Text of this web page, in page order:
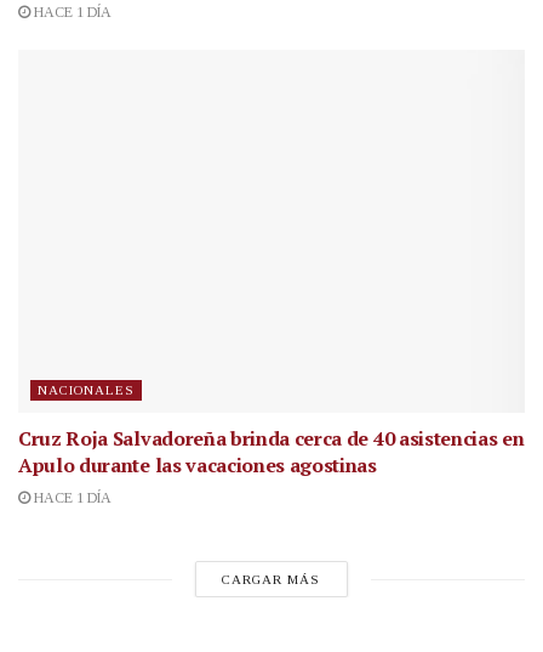
HACE 1 DÍA
NACIONALES
Cruz Roja Salvadoreña brinda cerca de 40 asistencias en
Apulo durante las vacaciones agostinas
HACE 1 DÍA
CARGAR MÁS